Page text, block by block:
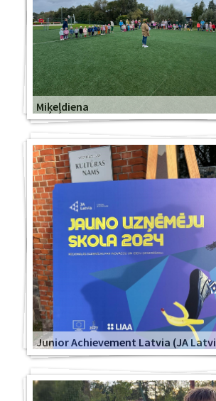
Miķeļdiena
Junior Achievement Latvia (JA